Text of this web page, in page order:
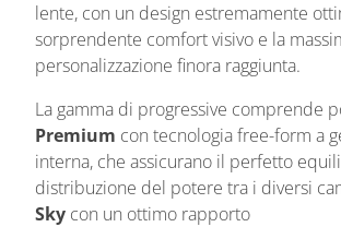
lente, con un design estremamente
sorprendente comfort visivo e la
personalizzazione finora raggiunta.
La gamma di progressive comprende
Premium con tecnologia free-form a
interna, che assicurano il perfetto
distribuzione del potere tra i diversi
Sky con un ottimo rapporto